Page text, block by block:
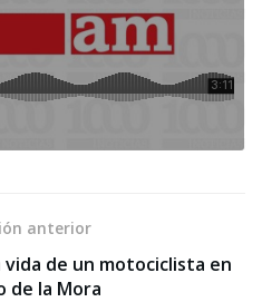
anterior
de un motociclista en
de la Mora